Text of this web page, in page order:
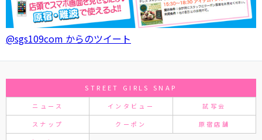
@sgs109com からのツイート
STREET GIRLS SNAP
ニュース インタビュー 試写会
スナップ クーポン 原宿店舗